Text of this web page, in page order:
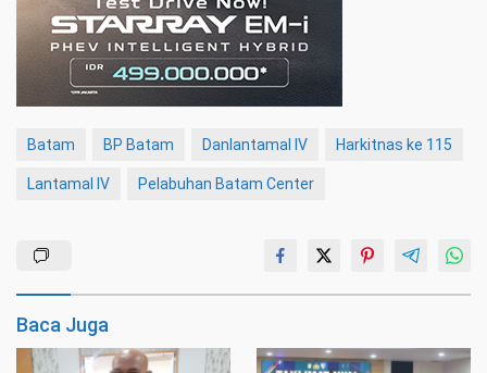
Batam BP Batam Danlantamal IV Harkitnas ke 115
Lantamal IV Pelabuhan Batam Center
Baca Juga